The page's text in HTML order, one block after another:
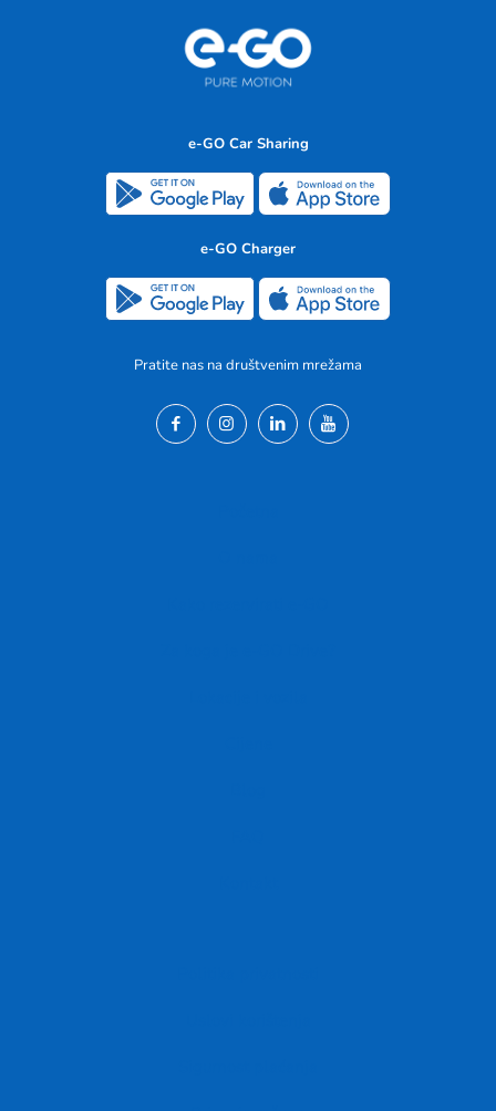
e-GO Car Sharing
e-GO Charger
Pratite nas na društvenim mrežama